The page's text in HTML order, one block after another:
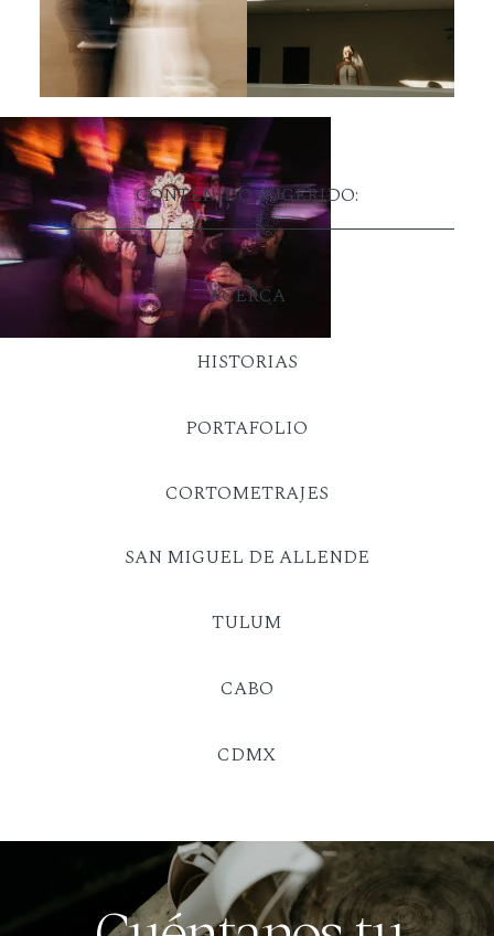
CONTENIDO SUGERIDO:
ACERCA
SAN MIGUEL DE ALLENDE
HISTORIAS
TULUM
PORTAFOLIO
CABO
CDMX
CORTOMETRAJES